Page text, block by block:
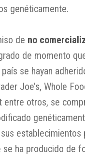
genéticamente.
de no
de momento
se hayan
Joe’s, Whole
entre otros, se
establecimientos
ha producido de